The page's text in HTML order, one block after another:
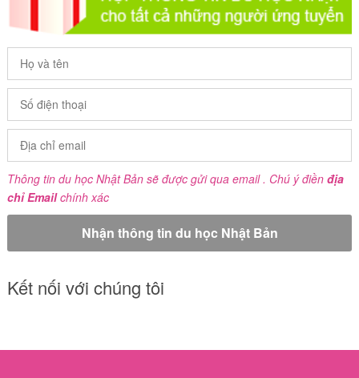
Thông tin du học Nhật Bản sẽ được gửi qua email . Chú ý điền địa
chỉ Emailchính xác
Kết nối với chúng tôi